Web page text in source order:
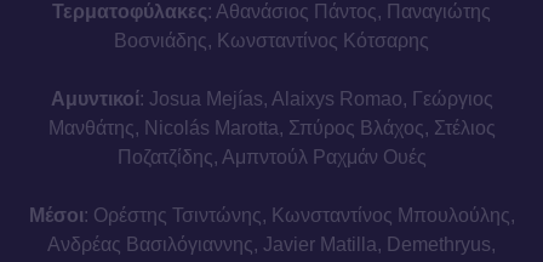
Τερματοφύλακες: Αθανάσιος Πάντος, Παναγιώτης
Βοσνιάδης, Κωνσταντίνος Κότσαρης
Αμυντικοί: Josua Mejías, Alaixys Romao, Γεώργιος
Μανθάτης, Nicolás Marotta, Σπύρος Βλάχος, Στέλιος
Ποζατζίδης, Αμπντούλ Ραχμάν Ουές
Μέσοι: Ορέστης Τσιντώνης, Κωνσταντίνος Μπουλούλης,
Ανδρέας Βασιλόγιαννης, Javier Matilla, Demethryus,